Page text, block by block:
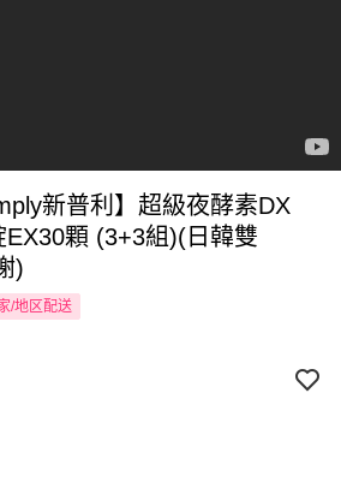
新普利】超級夜酵素DX
顆 (3+3組)(日韓雙
)
/地区配送